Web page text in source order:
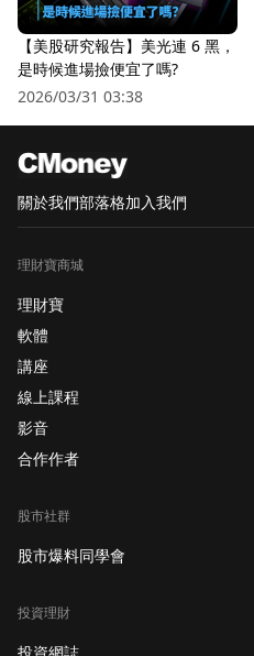
【美股研究報告】美光連 6 黑，
是時候進場撿便宜了嗎?
2026/03/31 03:38
關於我們部落格加入我們
理財寶商城
理財寶
軟體
講座
線上課程
影音
合作作者
股市社群
股市爆料同學會
投資理財
投資網誌